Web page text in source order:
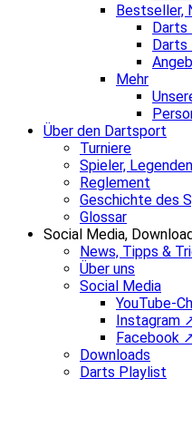
Bestseller,
Darts
Darts
Mehr
Über den Dartsport
Turniere
Spieler,
Reglement
Geschichte des
Glossar
Social Media,
News, Tipps &
Über uns
Social Media
YouTube-
Instagram
Facebook
Downloads
Darts Playlist